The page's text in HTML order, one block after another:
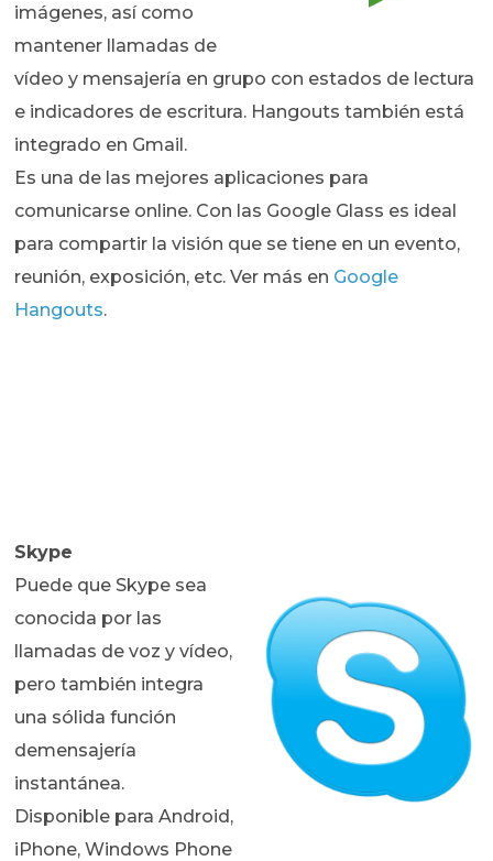
imágenes, así como
mantener llamadas de
vídeo y mensajería en grupo con estados de lectura
e indicadores de escritura. Hangouts también está
integrado en Gmail.
Es una de las mejores aplicaciones para
comunicarse online. Con las Google Glass es ideal
para compartir la visión que se tiene en un evento,
reunión, exposición, etc. Ver más en Google
Hangouts.
Skype
Puede que Skype sea
conocida por las
llamadas de voz y vídeo,
pero también integra
una sólida función
demensajería
instantánea.
Disponible para Android,
iPhone, Windows Phone